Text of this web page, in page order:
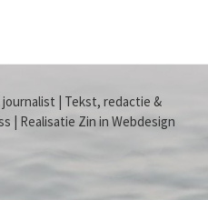
| Tekst, redactie &
| Realisatie Zin in Webdesign